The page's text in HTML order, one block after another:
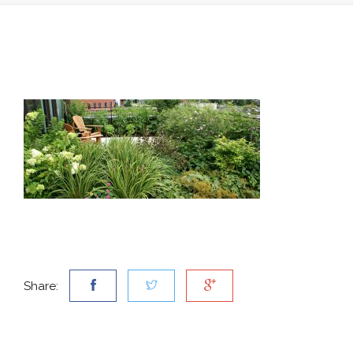
Share: